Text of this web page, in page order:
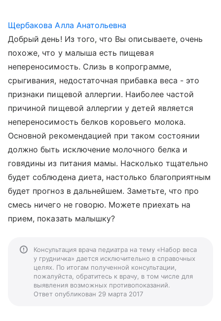
Щербакова Алла Анатольевна
Добрый день! Из того, что Вы описываете, очень
похоже, что у малыша есть пищевая
непереносимость. Слизь в копрограмме,
срыгивания, недостаточная прибавка веса - это
признаки пищевой аллергии. Наиболее частой
причиной пищевой аллергии у детей является
непереносимость белков коровьего молока.
Основной рекомендацией при таком состоянии
должно быть исключение молочного белка и
говядины из питания мамы. Насколько тщательно
будет соблюдена диета, настолько благоприятным
будет прогноз в дальнейшем. Заметьте, что про
смесь ничего не говорю. Можете приехать на
прием, показать малышку?
Консультация врача педиатра на тему «Набор веса
у грудничка» дается исключительно в справочных
целях. По итогам полученной консультации,
пожалуйста, обратитесь к врачу, в том числе для
выявления возможных противопоказаний.
Ответ опубликован 29 марта 2017